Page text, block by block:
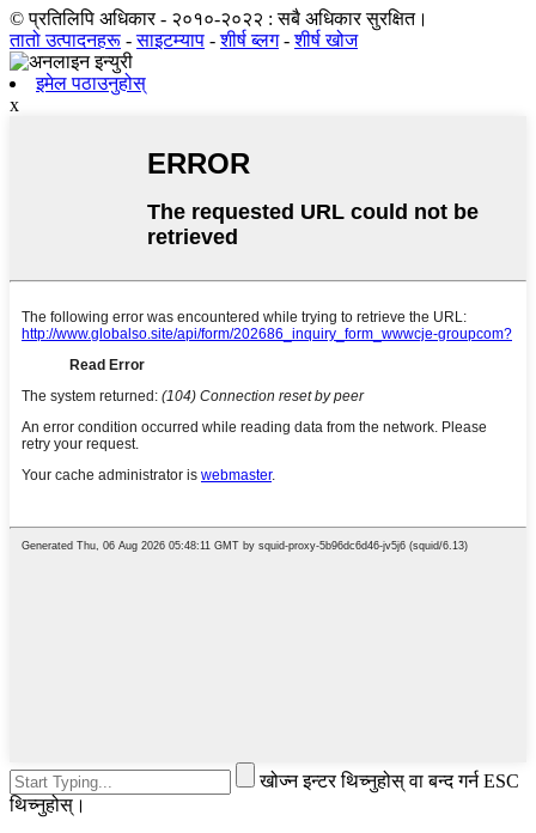
© प्रतिलिपि अधिकार - २०१०-२०२२ : सबै अधिकार सुरक्षित।
तातो उत्पादनहरू -साइटम्याप -शीर्ष ब्लग-शीर्ष खोज
इमेल पठाउनुहोस्
x
खोज्न इन्टर थिच्नुहोस् वा बन्द गर्न ESC
थिच्नुहोस्।